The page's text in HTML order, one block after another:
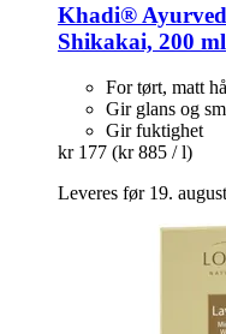
Khadi®
Shikakai, 200 ml
For tørt, matt
Gir glans og
Gir fuktighet
kr 177 (kr 885 / l)
Leveres før 19. august